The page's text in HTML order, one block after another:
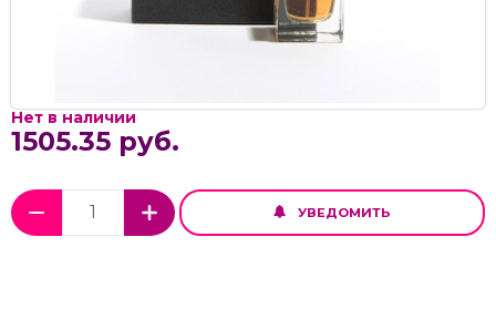
Нет в наличии
1505.35 руб.
УВЕДОМИТЬ